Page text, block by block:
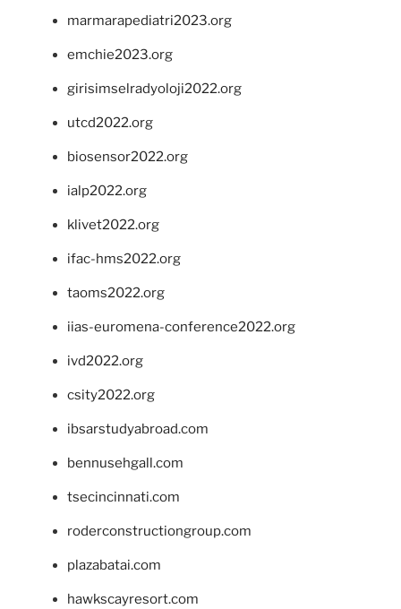
marmarapediatri2023.org
emchie2023.org
girisimselradyoloji2022.org
utcd2022.org
biosensor2022.org
ialp2022.org
klivet2022.org
ifac-hms2022.org
taoms2022.org
iias-euromena-conference2022.org
ivd2022.org
csity2022.org
ibsarstudyabroad.com
bennusehgall.com
tsecincinnati.com
roderconstructiongroup.com
plazabatai.com
hawkscayresort.com